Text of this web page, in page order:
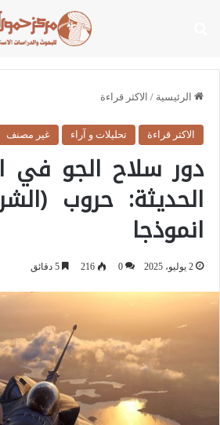
الرئيسية / الاكثر قراءة
الاكثر قراءة تحليلات و آراء غير مصنف
دور سلاح الجو في
الحديثة: حروب
انموذجا
2 يوليو، 2025 0
216